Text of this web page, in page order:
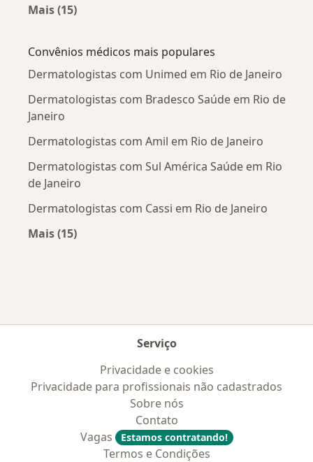
Mais (15)
Convênios médicos mais populares
Dermatologistas com Unimed em Rio de Janeiro
Dermatologistas com Bradesco Saúde em Rio de
Janeiro
Dermatologistas com Amil em Rio de Janeiro
Dermatologistas com Sul América Saúde em Rio
de Janeiro
Dermatologistas com Cassi em Rio de Janeiro
Mais (15)
Serviço
Privacidade e cookies
Privacidade para profissionais não cadastrados
Sobre nós
Contato
Vagas
Estamos contratando!
Termos e Condições